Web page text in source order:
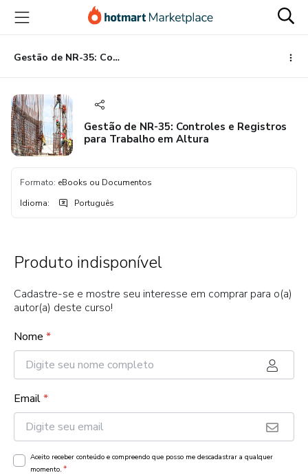
para
conteúdo
principal
para
pagamento
para
rodapé
Gestão de NR-35: Controles e Registros para Trabalho em Altura
Gestão de NR-35: Controles e Registros
para Trabalho em Altura
Formato: eBooks ou Documentos
Idioma: Português
Produto indisponível
Cadastre-se e mostre seu interesse em comprar para o(a)
autor(a) deste curso!
Nome *
Email*
Aceito receber conteúdo e compreendo que posso me descadastrar a qualquer
momento. *